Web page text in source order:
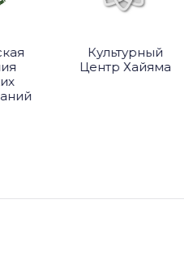
Культурный
Центр Хайяма